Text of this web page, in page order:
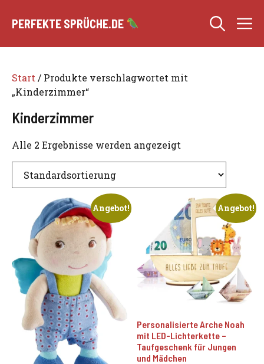
Inhalt
PERFEKTE SPRÜCHE.DE
Start / Produkte verschlagwortet mit
„Kinderzimmer“
Kinderzimmer
Alle 2 Ergebnisse werden angezeigt
Angebot! Angebot!
Personalisierte Arche Noah
mit LED-Lichterkette –
Taufgeschenk für Jungen
und Mädchen